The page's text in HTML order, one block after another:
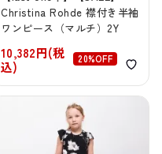
Christina Rohde 襟付き半袖
ワンピース（マルチ）2Y
10,382円(税
込)
20%OFF